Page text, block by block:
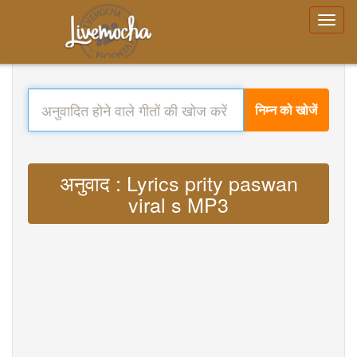
निम्न को खोजें
अनुवाद : Lyrics prity paswan
viral s MP3